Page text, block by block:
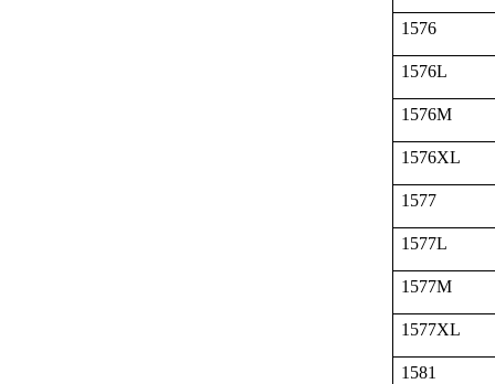
1576
1576L
1576M
1576XL
1577
1577L
1577M
1577XL
1581